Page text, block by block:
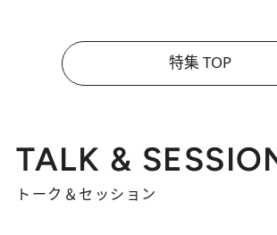
特集 TOP
TALK &
トーク＆セッション